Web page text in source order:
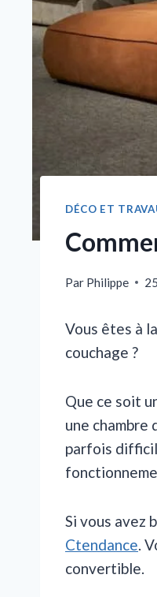
DÉCO ET
Par Philippe
Vous êtes à
couchage ?
Que ce soit
une chambre
parfois
Si vous avez
Ctendance.
convertible.